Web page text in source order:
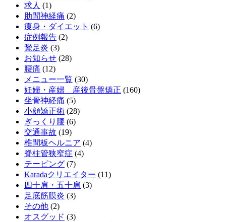
求人 (1)
肋間神経痛 (2)
痩身・ダイエット (6)
症例報告 (2)
鵞足炎 (3)
お知らせ (28)
腰痛 (12)
メニュー一覧 (30)
妊婦・産婦 産後骨盤矯正 (160)
坐骨神経痛 (5)
小顔矯正術 (28)
ぎっくり腰 (6)
交通事故 (19)
椎間板ヘルニア (4)
脊柱管狭窄症 (4)
テーピング (7)
Karadaクリエイター (11)
四十肩・五十肩 (3)
足底筋膜炎 (3)
その他 (2)
オスグッド (3)